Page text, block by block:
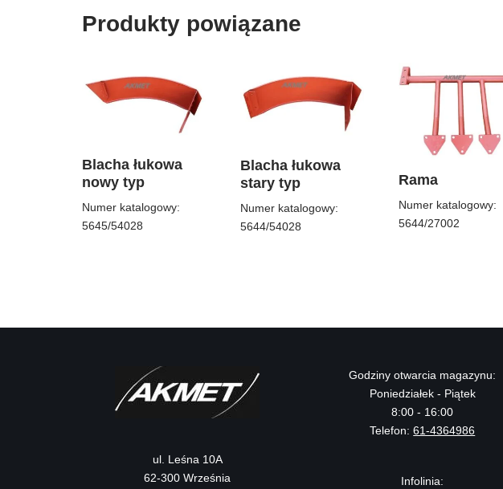
Produkty powiązane
Blacha łukowa
nowy typ
Numer katalogowy:
5645/54028
Blacha łukowa
stary typ
Numer katalogowy:
5644/54028
Rama
Numer katalogowy:
5644/27002
ul. Leśna 10A
62-300 Września
Godziny otwarcia magazynu:
Poniedziałek - Piątek
8:00 - 16:00
Telefon:61-4364986
Infolinia: